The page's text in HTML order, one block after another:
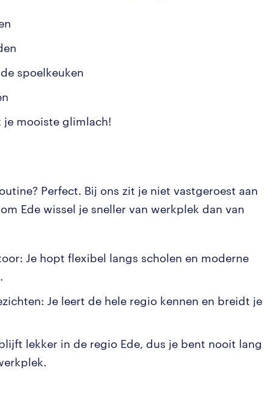
spoelkeuken
je mooiste glimlach!
Perfect. Bij ons zit je niet vastgeroest aan
Ede wissel je sneller van werkplek dan van
Je hopt flexibel langs scholen en moderne
Je leert de hele regio kennen en breidt je
lekker in de regio Ede, dus je bent nooit lang